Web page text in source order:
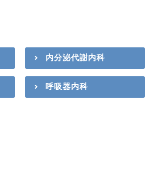
内分泌代謝内科
呼吸器内科